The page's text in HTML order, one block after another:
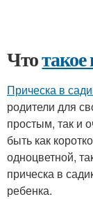
Чтотакое
Прическа в
родители для
простым, так и
быть как
одноцветной,
прическа в
ребенка.